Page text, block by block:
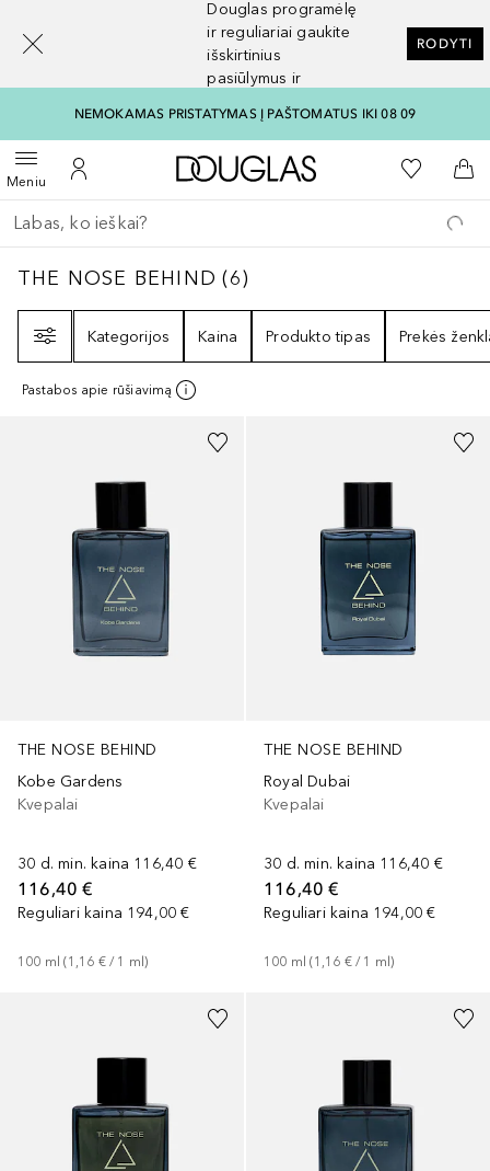
Douglas programėlę
ir reguliariai gaukite
išskirtinius
pasiūlymus ir
RODYTI
NEMOKAMAS PRISTATYMAS Į PAŠTOMATUS IKI 08 09
MeniuAtidaryti meniuĮ mano paskyrą
Į Douglas pagrindinį
Į mano
Į
Grįžk atgal
Vykdykite paiešką
THE NOSE BEHIND6
THE NOSE BEHIND (6)
Kategorijos
Kaina Produkto tipas Prekės
Pastabos apie rūšiavimą
THE NOSE BEHIND
Kobe Gardens
Kvepalai
30 d. min. kaina 116,40 €
116,40 €
Reguliari kaina 194,00 €
100 ml (1,16 € / 1 ml)
THE NOSE BEHIND
Royal Dubai
Kvepalai
30 d. min. kaina 116,40 €
116,40 €
Reguliari kaina 194,00 €
100 ml (1,16 € / 1 ml)
[navigation.slideout.screenreader]